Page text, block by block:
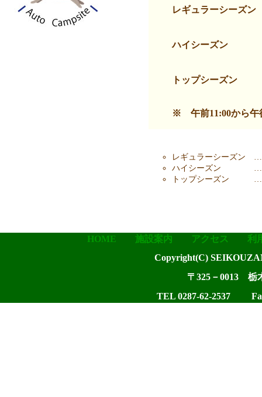
レギュラーシーズン
ハイシーズン
トップシーズン
※ 午前11:00から午
レギュラーシーズン …
ハイシーズン … 土
トップシーズン … ゴ
HOME 施設案内 アクセス
利
Copyright(C)
〒325－0013 栃
TEL 0287-62-2537